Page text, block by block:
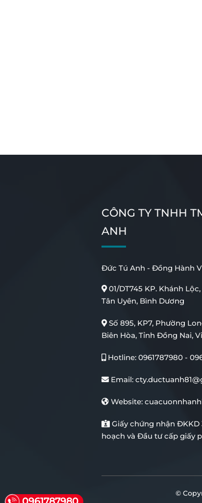
CÔNG TY TNHH
ANH
Đức Tú Anh - Đồng Hành
01/DT745 KP. Khánh
Tân Uyên, Bình Dương
Số 895, KP7, Phường
Biên Hòa, Tỉnh Đồng Nai,
Hotline: 0961787980 -
Email:
Website:
Giấy chứng nhận ĐKKD
hoạch và Đầu tư cấp giấy
©